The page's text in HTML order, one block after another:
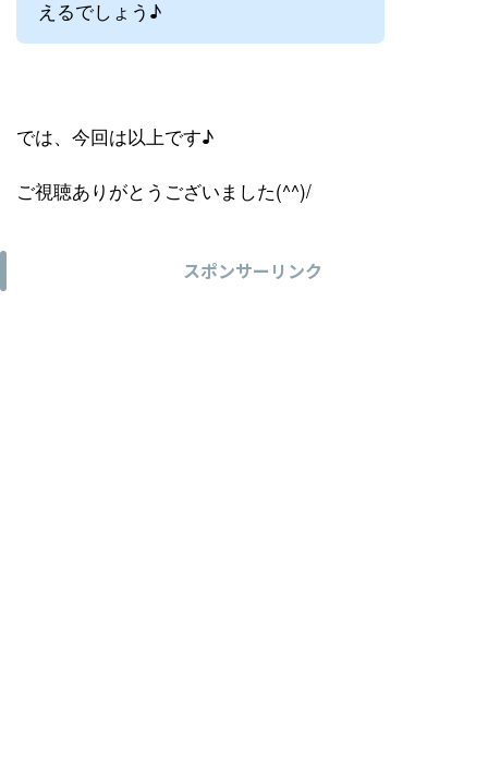
えるでしょう♪
では、今回は以上です♪
ご視聴ありがとうございました(^^)/
スポンサーリンク